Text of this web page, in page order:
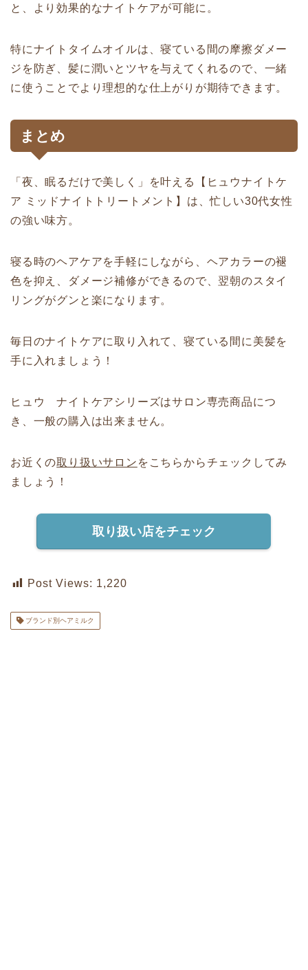
と、より効果的なナイトケアが可能に。
特にナイトタイムオイルは、寝ている間の摩擦ダメー
ジを防ぎ、髪に潤いとツヤを与えてくれるので、一緒
に使うことでより理想的な仕上がりが期待できます。
まとめ
「夜、眠るだけで美しく」を叶える【ヒュウナイトケ
ア ミッドナイトトリートメント】は、忙しい30代女性
の強い味方。
寝る時のヘアケアを手軽にしながら、ヘアカラーの褪
色を抑え、ダメージ補修ができるので、翌朝のスタイ
リングがグンと楽になります。
毎日のナイトケアに取り入れて、寝ている間に美髪を
手に入れましょう！
ヒュウ ナイトケアシリーズはサロン専売商品につ
き、一般の購入は出来ません。
お近くの取り扱いサロン をこちらからチェックしてみ
ましょう！
取り扱い店をチェック
Post Views: 1,220
ブランド別ヘアミルク